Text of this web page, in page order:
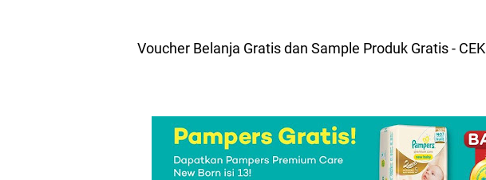
Voucher Belanja Gratis dan Sample Produk Gratis - CEK